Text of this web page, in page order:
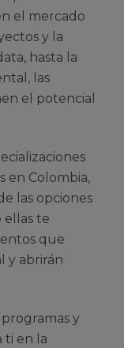
el mercado
y la
hasta la
las
el potencial
en Colombia,
las opciones
ellas te
que
y abrirán
y
ti en la